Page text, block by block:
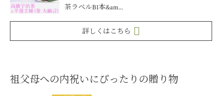
茶ラベルB1本&am...
詳しくはこちら
祖父母への内祝いにぴったりの贈り物